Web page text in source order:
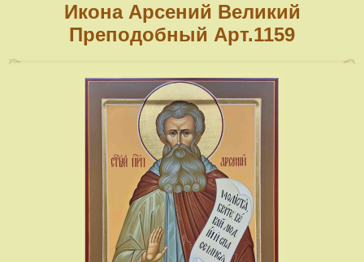
Икона Арсений Великий
Преподобный Арт.1159